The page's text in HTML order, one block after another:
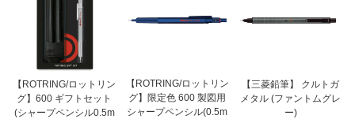
【ROTRING/ロットリン
グ】600 ギフトセット
(シャープペンシル0.5m
【ROTRING/ロットリン
グ】限定色 600 製図用
シャープペンシル(0.5m
【三菱鉛筆】 クルトガ
メタル (ファントムグレ
ー)